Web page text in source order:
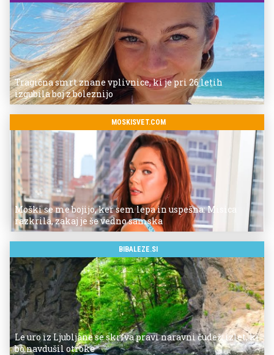
Tragična smrt znane vplivnice, ki je pri 26 letih
izgubila boj z boleznijo
MOSKISVET.COM
Moški se me bojijo, ker sem lepa in uspešna: Misica
razkrila, zakaj je še vedno samska
BIBALEZE.SI
Le uro iz Ljubljane se skriva pravi naravni čudež: izlet, ki
bo navdušil otroke